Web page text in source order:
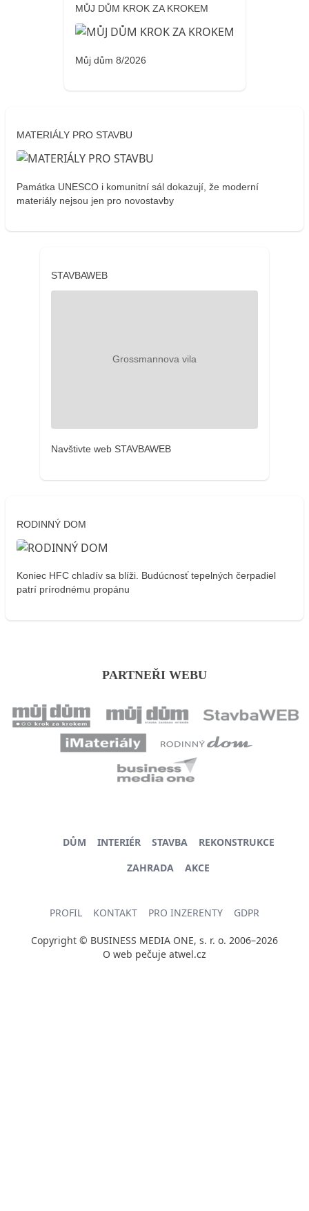
MŮJ DŮM KROK ZA KROKEM
Můj dům 8/2026
MATERIÁLY PRO STAVBU
Památka UNESCO i komunitní sál dokazují, že moderní
materiály nejsou jen pro novostavby
STAVBAWEB
Navštivte web STAVBAWEB
RODINNÝ DOM
Koniec HFC chladív sa blíži. Budúcnosť tepelných čerpadiel
patrí prírodnému propánu
PARTNEŘI WEBU
DŮM INTERIÉR STAVBA
REKONSTRUKCE
ZAHRADA
AKCE
PROFIL KONTAKT PRO INZERENTY GDPR
Copyright © BUSINESS MEDIA ONE, s. r. o. 2006–2026